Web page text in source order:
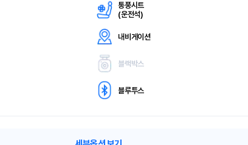
통풍시트
(운전석)
내비게이션
블랙박스
블루투스